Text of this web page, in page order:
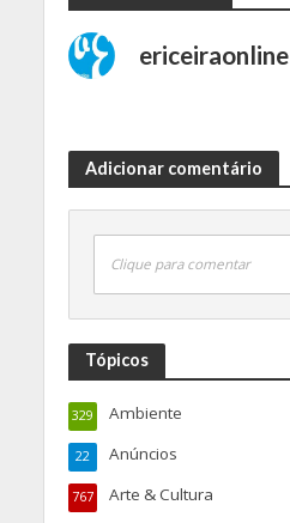
ericeiraonline
Adicionar comentário
Clique para comentar
Tópicos
Ambiente
329
Anúncios
22
Arte & Cultura
767